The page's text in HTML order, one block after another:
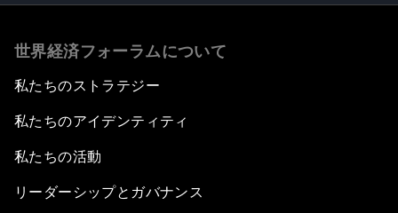
世界経済フォーラムについて
私たちのストラテジー
私たちのアイデンティティ
私たちの活動
リーダーシップとガバナンス